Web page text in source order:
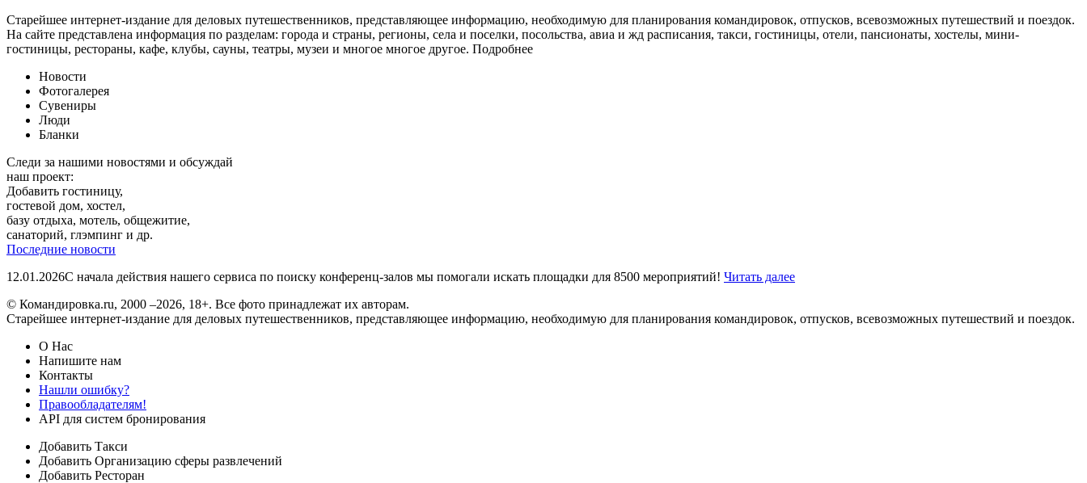
Старейшее интернет-издание для деловых путешественников, представляющее информацию, необходимую для планирования командировок, отпусков, всевозможных путешествий и поездок.
На сайте представлена информация по разделам: города и страны, регионы, села и поселки, посольства, авиа и жд расписания, такси, гостиницы, отели, пансионаты, хостелы, мини-
гостиницы, рестораны, кафе, клубы, сауны, театры, музеи и многое многое другое. Подробнее
Новости
Фотогалерея
Сувениры
Люди
Бланки
Следи за нашими новостями и обсуждай
наш проект:
Добавить гостиницу,
гостевой дом, хостел,
базу отдыха, мотель, общежитие,
санаторий, глэмпинг и др.
Последние новости
12.01.2026С начала действия нашего сервиса по поиску конференц-залов мы помогали искать площадки для 8500 мероприятий! Читать далее
© Командировка.ru, 2000 –2026, 18+. Все фото принадлежат их авторам.
Старейшее интернет-издание для деловых путешественников, представляющее информацию, необходимую для планирования командировок, отпусков, всевозможных путешествий и поездок.
О Нас
Напишите нам
Контакты
Нашли ошибку?
Правообладателям!
API для систем бронирования
Добавить Такси
Добавить Организацию сферы развлечений
Добавить Ресторан